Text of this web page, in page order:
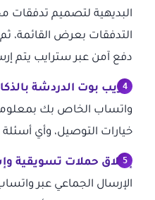
البديهية لتصميم تدفقات
التدفقات بعرض القائمة،
دفع آمن عبر سترايب يتم
تدريب بوت الدردشة
واتساب الخاص بك
خيارات التوصيل، وأي
إطلاق حملات تسويقية
الإرسال الجماعي عبر